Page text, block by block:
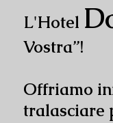
L'Hotel
Vostra”!
Offriamo
tralasciare